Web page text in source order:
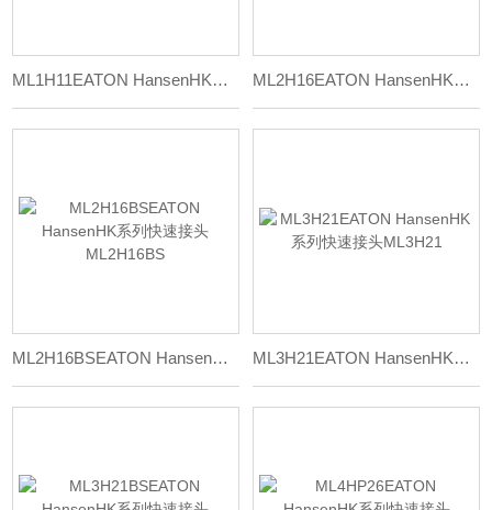
ML1H11EATON HansenHK系列快速接头ML1H11 ML2H16EATON HansenHK系列快速接头ML2H16
ML2H16BSEATON HansenHK系列快速接头ML2H16BS ML3H21EATON HansenHK系列快速接头ML3H21